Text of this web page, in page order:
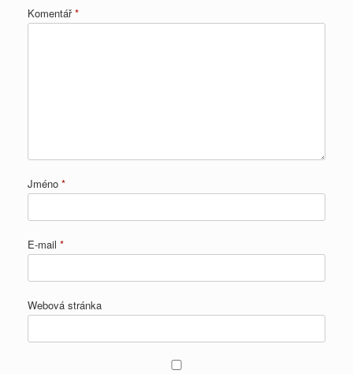
Komentář*
Jméno *
E-mail *
Webová stránka